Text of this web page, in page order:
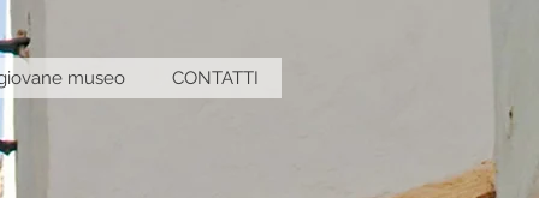
museo CONTATTI